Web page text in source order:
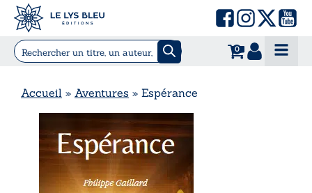
0
Accueil » Aventures » Espérance